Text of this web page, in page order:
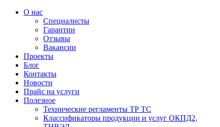
О нас
Специалисты
Гарантии
Отзывы
Вакансии
Проекты
Блог
Контакты
Новости
Прайс на услуги
Полезное
Технические регламенты ТР ТС
Классификаторы продукции и услуг ОКПД2,